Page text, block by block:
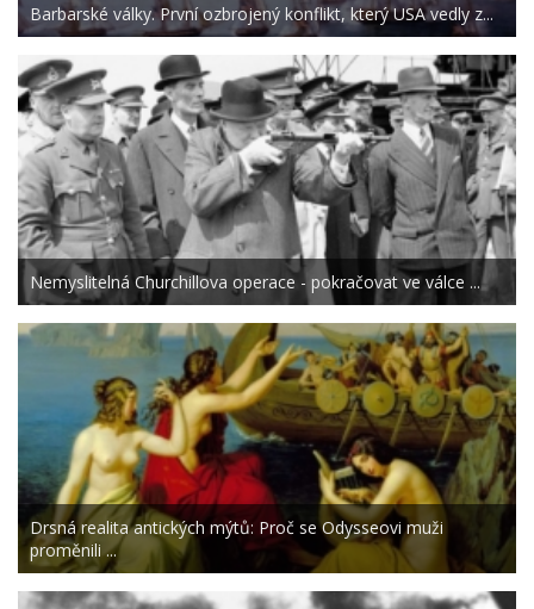
Barbarské války. První ozbrojený konflikt, který USA vedly z...
Nemyslitelná Churchillova operace - pokračovat ve válce ...
Drsná realita antických mýtů: Proč se Odysseovi muži
proměnili ...